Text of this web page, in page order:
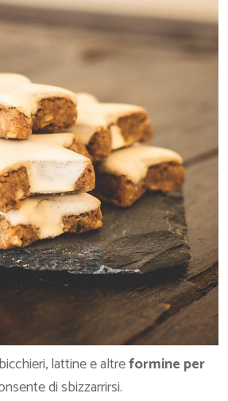
lattine e altreformine per
di sbizzarrirsi.